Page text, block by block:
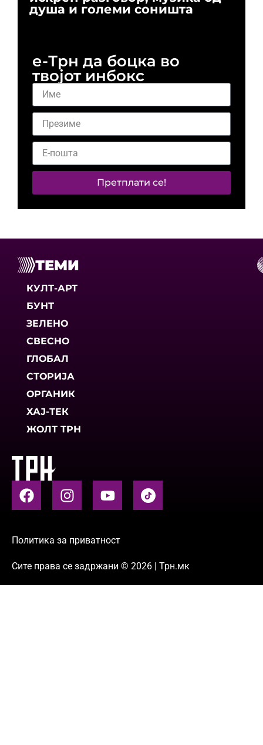
душа и големи соништа
е-Трн да боцка во
твојот инбокс
Претплати се!
ТЕМИ
КУЛТ-АРТ
БУНТ
ЗЕЛЕНО
СВЕСНО
ГЛОБАЛ
СТОРИЈА
ОРГАНИК
ХАЈ-ТЕК
ЖОЛТ ТРН
Политика за приватност
Сите права се задржани © 2026 | Трн.мк